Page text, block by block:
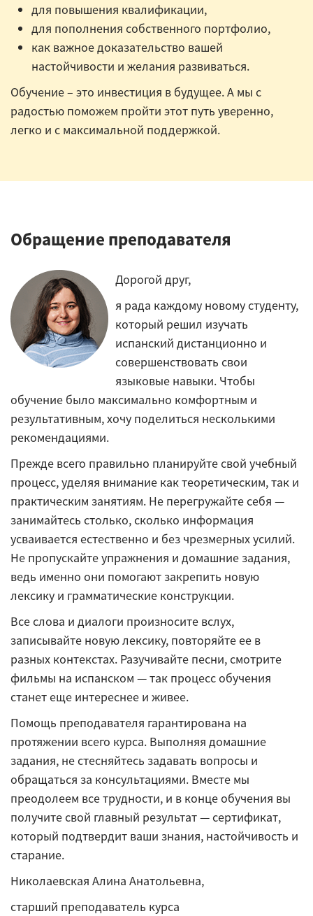
для повышения квалификации,
для пополнения собственного портфолио,
как важное доказательство вашей
настойчивости и желания развиваться.
Обучение – это инвестиция в будущее. А мы с
радостью поможем пройти этот путь уверенно,
легко и с максимальной поддержкой.
Обращение преподавателя
Дорогой друг,
я рада каждому новому студенту,
который решил изучать
испанский дистанционно и
совершенствовать свои
языковые навыки. Чтобы
обучение было максимально комфортным и
результативным, хочу поделиться несколькими
рекомендациями.
Прежде всего правильно планируйте свой учебный
процесс, уделяя внимание как теоретическим, так и
практическим занятиям. Не перегружайте себя —
занимайтесь столько, сколько информация
усваивается естественно и без чрезмерных усилий.
Не пропускайте упражнения и домашние задания,
ведь именно они помогают закрепить новую
лексику и грамматические конструкции.
Все слова и диалоги произносите вслух,
записывайте новую лексику, повторяйте ее в
разных контекстах. Разучивайте песни, смотрите
фильмы на испанском — так процесс обучения
станет еще интереснее и живее.
Помощь преподавателя гарантирована на
протяжении всего курса. Выполняя домашние
задания, не стесняйтесь задавать вопросы и
обращаться за консультациями. Вместе мы
преодолеем все трудности, и в конце обучения вы
получите свой главный результат — сертификат,
который подтвердит ваши знания, настойчивость и
старание.
Николаевская Алина Анатольевна,
старший преподаватель курса